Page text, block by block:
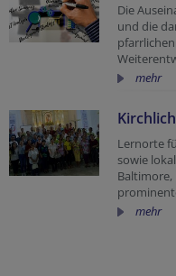
Die
und die
mehr
Lernorte
sowie
Baltimore,
mehr